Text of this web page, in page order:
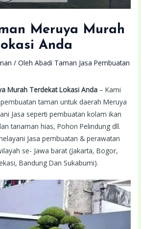
Meruya Murah
Anda
/ OlehAbadi Taman Jasa Pembuatan
Murah Terdekat Lokasi Anda – Kami
taman untuk daerah Meruya
Jasa seperti pembuatan kolam ikan
tanaman hias, Pohon Pelindung dll.
Jasa pembuatan & perawatan
se- Jawa barat (Jakarta, Bogor,
Bandung Dan Sukabumi).